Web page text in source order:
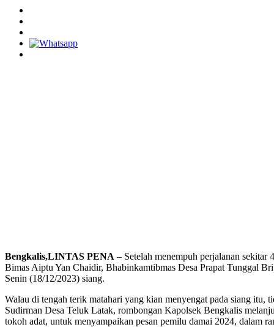
Bengkalis,LINTAS PENA – Setelah menempuh perjalanan
Bimas Aiptu Yan Chaidir, Bhabinkamtibmas Desa Prapat Tunggal
Senin (18/12/2023) siang.
Walau di tengah terik matahari yang kian menyengat pada siang itu,
Sudirman Desa Teluk Latak, rombongan Kapolsek Bengkalis
tokoh adat, untuk menyampaikan pesan pemilu damai 2024, dalam